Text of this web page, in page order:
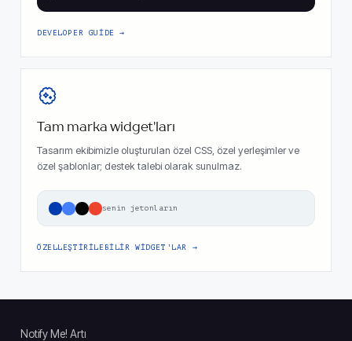
DEVELOPER GUIDE
Tam marka widget'ları
Tasarım ekibimizle oluşturulan özel CSS, özel yerleşimler ve
özel şablonlar; destek talebi olarak sunulmaz.
senin jetonların
ÖZELLEŞTIRILEBILIR WIDGET'LAR
Notify Me! Artı